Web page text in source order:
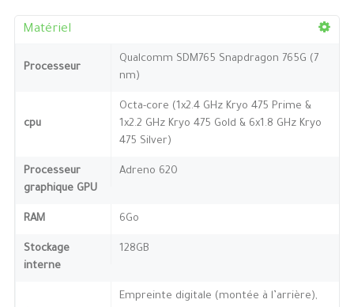
Matériel
Processeur
Qualcomm SDM765 Snapdragon 765G (7
nm)
cpu
Octa-core (1x2.4 GHz Kryo 475 Prime &
1x2.2 GHz Kryo 475 Gold & 6x1.8 GHz Kryo
475 Silver)
Processeur
graphique GPU
Adreno 620
RAM 6Go
Stockage
interne
128GB
Empreinte digitale (montée à l’arrière),